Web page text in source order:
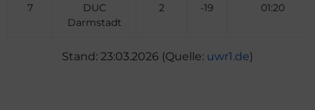
7
DUC
Darmstadt
2 -19 01:20
Stand: 23:03.2026 (Quelle: uwr1.de)